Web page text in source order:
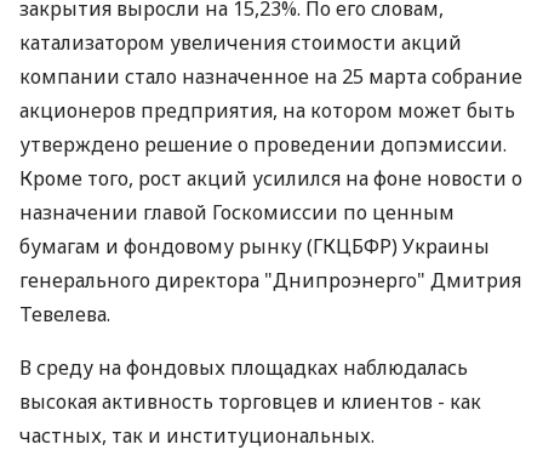
закрытия выросли на 15,23%. По его словам,
катализатором увеличения стоимости акций
компании стало назначенное на 25 марта собрание
акционеров предприятия, на котором может быть
утверждено решение о проведении допэмиссии.
Кроме того, рост акций усилился на фоне новости о
назначении главой Госкомиссии по ценным
бумагам и фондовому рынку (ГКЦБФР) Украины
генерального директора "Днипроэнерго" Дмитрия
Тевелева.
В среду на фондовых площадках наблюдалась
высокая активность торговцев и клиентов - как
частных, так и институциональных.